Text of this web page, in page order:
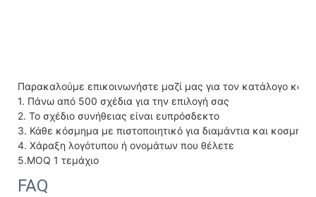
Παρακαλούμε επικοινωνήστε μαζί μας για τον κατάλογο
1. Πάνω από 500 σχέδια για την επιλογή σας
2. Το σχέδιο συνήθειας είναι ευπρόσδεκτο
3. Κάθε κόσμημα με πιστοποιητικό για διαμάντια και
4. Χάραξη λογότυπου ή ονομάτων που θέλετε
5.MOQ 1 τεμάχιο
FAQ